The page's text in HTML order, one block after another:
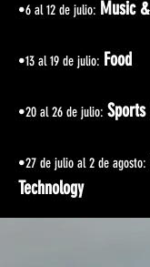
•6 al 12 de julio: Music
•13 al 19 de julio: Food
•20 al 26 de julio:
•27 de julio al 2 de agosto:
Technology